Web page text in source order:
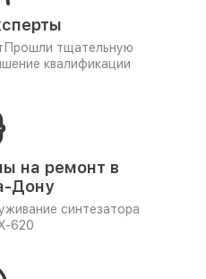
Прошли тщательную
квалификации
на ремонт в
Дону
синтезатора
620